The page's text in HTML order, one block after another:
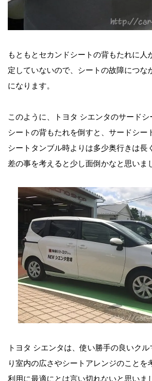
もともとセカンドシートの背もたれに人
定していないので、シートの故障につな
になります。
このように、トヨタ シエンタのサードシ
シートの背もたれを倒すと、サードシー
シートタンブル時よりは多少奥行きは長
差の事を考えると少し面倒かなと思いま
トヨタ シエンタは、使い勝手の良いク
り室内の広さやシートアレンジのことを
利用に最適にとは言い切れないと思いま